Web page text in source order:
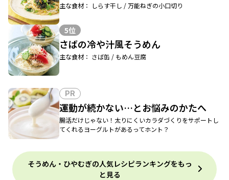
主な食材： しらす干し / 万能ねぎの小口切り
5位
さばの冷や汁風そうめん
主な食材： さば缶 / もめん豆腐
PR
運動が続かない…とお悩みのかたへ
腸活だけじゃない！太りにくいカラダづくりをサポートし
てくれるヨーグルトがあるってホント？
そうめん・ひやむぎの人気レシピランキングをもっ
と見る